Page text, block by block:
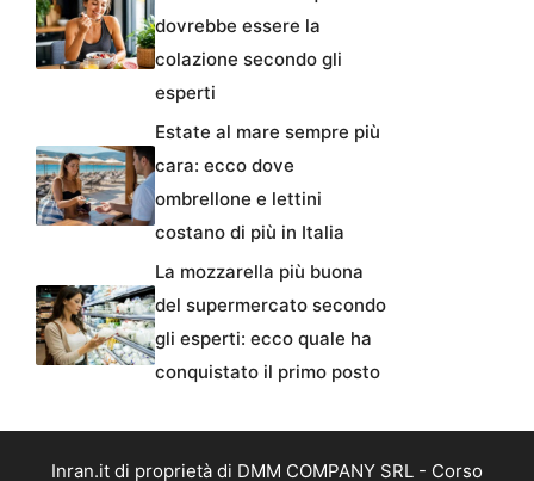
dovrebbe essere la
colazione secondo gli
esperti
Estate al mare sempre più
cara: ecco dove
ombrellone e lettini
costano di più in Italia
La mozzarella più buona
del supermercato secondo
gli esperti: ecco quale ha
conquistato il primo posto
Inran.it di proprietà di DMM COMPANY SRL - Corso